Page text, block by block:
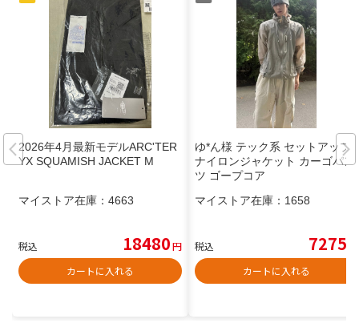
2026年4月最新モデルARC'TER
YX SQUAMISH JACKET M
マイストア在庫： 4663
税込 18480円
カートに入れる
ゆ*ん様 テック系 セットアップ
ナイロンジャケット カーゴパン
ツ ゴープコア
マイストア在庫： 1658
税込 7275
カートに入れる